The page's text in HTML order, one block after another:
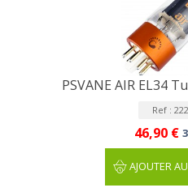
PSVANE AIR EL34
Ref :
46,90 €
AJOUTER